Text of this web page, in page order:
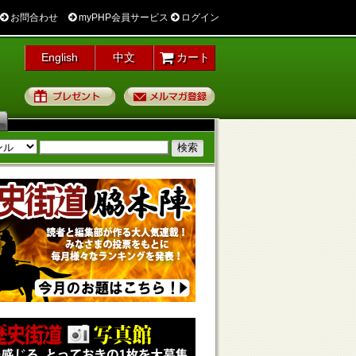
お問合わせ myPHP会員サービス ログイン
English 中文 カート
プレゼント